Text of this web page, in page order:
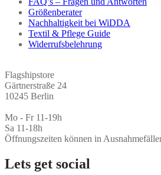
Größenberater
Nachhaltigkeit bei WiDDA
Textil & Pflege Guide
Widerrufsbelehrung
Flagshipstore
Gärtnerstraße 24
10245 Berlin
Mo - Fr 11-19h
Sa 11-18h
Öffnungszeiten können in
Lets get social